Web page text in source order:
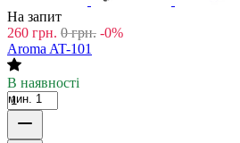
На запит
260 грн. 0 грн. -0%
Aroma AT-101
В наявності
мин. 1